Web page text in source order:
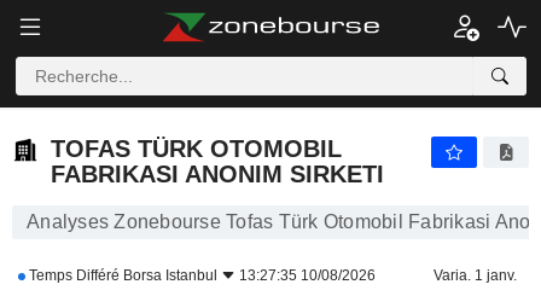
TOFAS TÜRK OTOMOBIL
FABRIKASI ANONIM SIRKETI
Analyses Zonebourse Tofas Türk Otomobil Fabrikasi
Temps Différé Borsa Istanbul 13:27:35 10/08/2026 Varia. 1 janv.